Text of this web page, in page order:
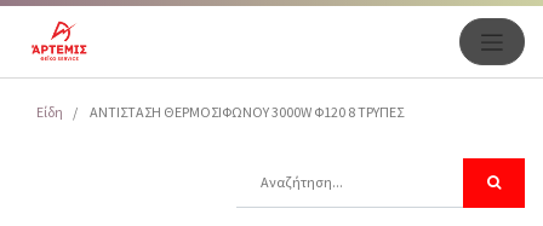
Είδη ΑΝΤΙΣΤΑΣΗ ΘΕΡΜΟΣΙΦΩΝΟΥ 3000W Φ120 8 ΤΡΥΠΕΣ